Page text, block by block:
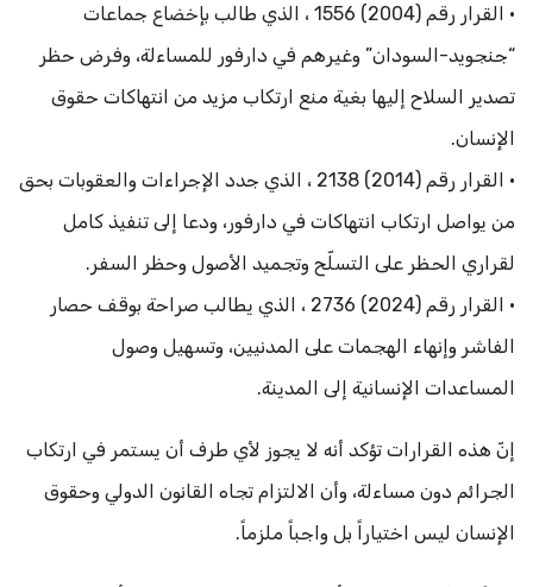
• القرار رقم ‎ 1556 (2004)، الذي طالب بإخضاع جماعات
“جنجويد-السودان” وغيرهم في دارفور للمساءلة، وفرض حظر
تصدير السلاح إليها بغية منع ارتكاب مزيد من انتهاكات حقوق
الإنسان.
• القرار رقم ‎ 2138 (2014)، الذي جدد الإجراءات والعقوبات بحق
من يواصل ارتكاب انتهاكات في دارفور، ودعا إلى تنفيذ كامل
لقراري الحظر على التسلّح وتجميد الأصول وحظر السفر.
• القرار رقم ‎ 2736 (2024)، الذي يطالب صراحة بوقف حصار
الفاشر وإنهاء الهجمات على المدنيين، وتسهيل وصول
المساعدات الإنسانية إلى المدينة.
إنّ هذه القرارات تؤكد أنه لا يجوز لأي طرف أن يستمر في ارتكاب
الجرائم دون مساءلة، وأن الالتزام تجاه القانون الدولي وحقوق
الإنسان ليس اختياراً بل واجباً ملزماً.